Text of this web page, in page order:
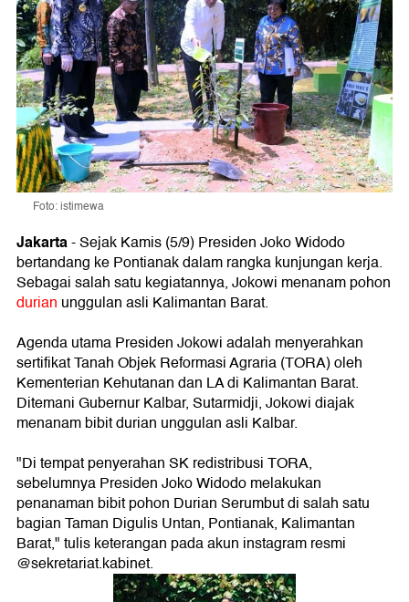
Foto: istimewa
Jakarta- Sejak Kamis (5/9) Presiden Joko Widodo
bertandang ke Pontianak dalam rangka kunjungan kerja.
Sebagai salah satu kegiatannya, Jokowi menanam pohon
durian unggulan asli Kalimantan Barat.
Agenda utama Presiden Jokowi adalah menyerahkan
sertifikat Tanah Objek Reformasi Agraria (TORA) oleh
Kementerian Kehutanan dan LA di Kalimantan Barat.
Ditemani Gubernur Kalbar, Sutarmidji, Jokowi diajak
menanam bibit durian unggulan asli Kalbar.
"Di tempat penyerahan SK redistribusi TORA,
sebelumnya Presiden Joko Widodo melakukan
penanaman bibit pohon Durian Serumbut di salah satu
bagian Taman Digulis Untan, Pontianak, Kalimantan
Barat," tulis keterangan pada akun instagram resmi
@sekretariat.kabinet.